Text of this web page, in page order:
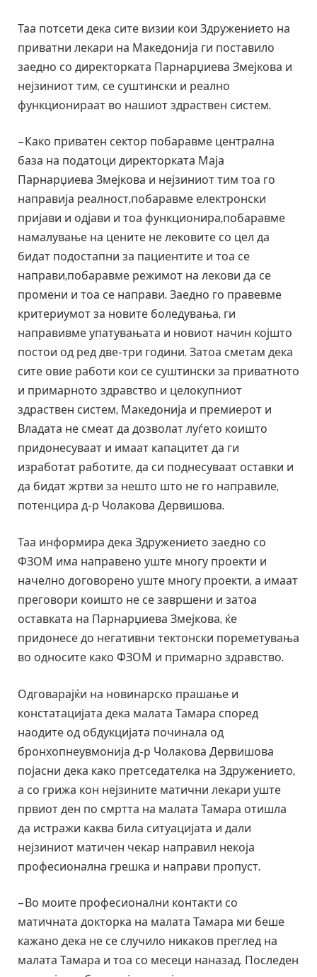
Таа потсети дека сите визии кои Здружението на
приватни лекари на Македонија ги поставило
заедно со директорката Парнарџиева Змејкова и
нејзиниот тим, се суштински и реално
функционираат во нашиот здраствен систем.
– Како приватен сектор побаравме централна
база на податоци директорката Маја
Парнарџиева Змејкова и нејзиниот тим тоа го
направија реалност,побаравме електронски
пријави и одјави и тоа функционира,побаравме
намалување на цените не лековите со цел да
бидат подостапни за пациентите и тоа се
направи,побаравме режимот на лекови да се
промени и тоа се направи. Заедно го правевме
критериумот за новите боледувања, ги
направивме упатувањата и новиот начин којшто
постои од ред две-три години. Затоа сметам дека
сите овие работи кои се суштински за приватното
и примарното здравство и целокупниот
здраствен систем, Македонија и премиерот и
Владата не смеат да дозволат луѓето коишто
придонесуваат и имаат капацитет да ги
изработат работите, да си поднесуваат оставки и
да бидат жртви за нешто што не го направиле,
потенцира д-р Чолакова Дервишова.
Таа информира дека Здружението заедно со
ФЗОМ има направено уште многу проекти и
начелно договорено уште многу проекти, а имаат
преговори коишто не се завршени и затоа
оставката на Парнарџиева Змејкова, ќе
придонесе до негативни тектонски пореметувања
во односите како ФЗОМ и примарно здравство.
Одговарајќи на новинарско прашање и
констатацијата дека малата Тамара според
наодите од обдукцијата починала од
бронхопнеувмонија д-р Чолакова Дервишова
појасни дека како претседателка на Здружението,
а со грижа кон нејзините матични лекари уште
првиот ден по смртта на малата Тамара отишла
да истражи каква била ситуацијата и дали
нејзиниот матичен чекар направил некоја
професионална грешка и направи пропуст.
– Во моите професионални контакти со
матичната докторка на малата Тамара ми беше
кажано дека не се случило никаков преглед на
малата Тамара и тоа со месеци наназад. Последен